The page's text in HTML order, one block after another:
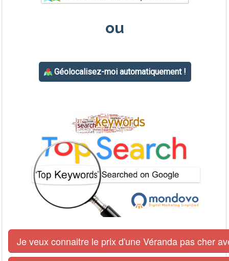
Je veux connaitre le prix d'une Véranda pas cher